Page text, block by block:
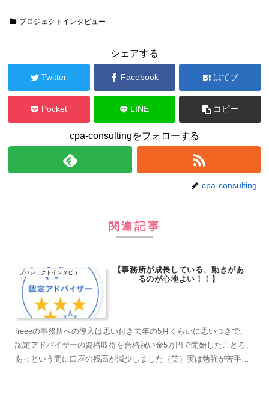
プロジェクトインタビュー
シェアする
Twitter Facebook はてブ
Pocket LINE コピー
cpa-consultingをフォローする
cpa-consulting
関連記事
プロジェクトインタビュー
【事務所が成長している、動きがあ
るのが心地よい！！】
freeeの事務所への導入は思い付き去年の5月くらいに思いつきで、
認定アドバイザーの資格取得を合格祝い金5万円で開始したことろ、
あっという間に口座の残高が減少しました（笑）実は勉強が苦手な